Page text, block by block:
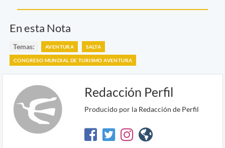
En esta Nota
Temas: AVENTURA SALTA
CONGRESO MUNDIAL DE TURISMO AVENTURA
Redacción Perfil
Producido por la Redacción de Perfil